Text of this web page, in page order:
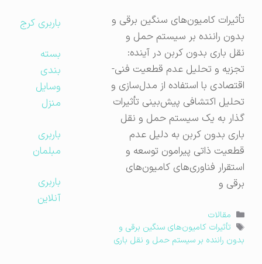
تأثیرات کامیون‌های سنگین برقی و
بدون راننده بر سیستم حمل و
نقل باری بدون کربن در آینده:
تجزیه و تحلیل عدم قطعیت فنی-
اقتصادی با استفاده از مدل‌سازی و
تحلیل اکتشافی پیش‌بینی تأثیرات
گذار به یک سیستم حمل و نقل
باری بدون کربن به دلیل عدم
قطعیت ذاتی پیرامون توسعه و
استقرار فناوری‌های کامیون‌های
برقی و
دسته‌ها
مقالات
برچسب‌ها
تأثیرات کامیون‌های سنگین برقی و
بدون راننده بر سیستم حمل و نقل باری
باربری کرج
بسته
بندی
وسایل
منزل
باربری
مبلمان
باربری
آنلاین